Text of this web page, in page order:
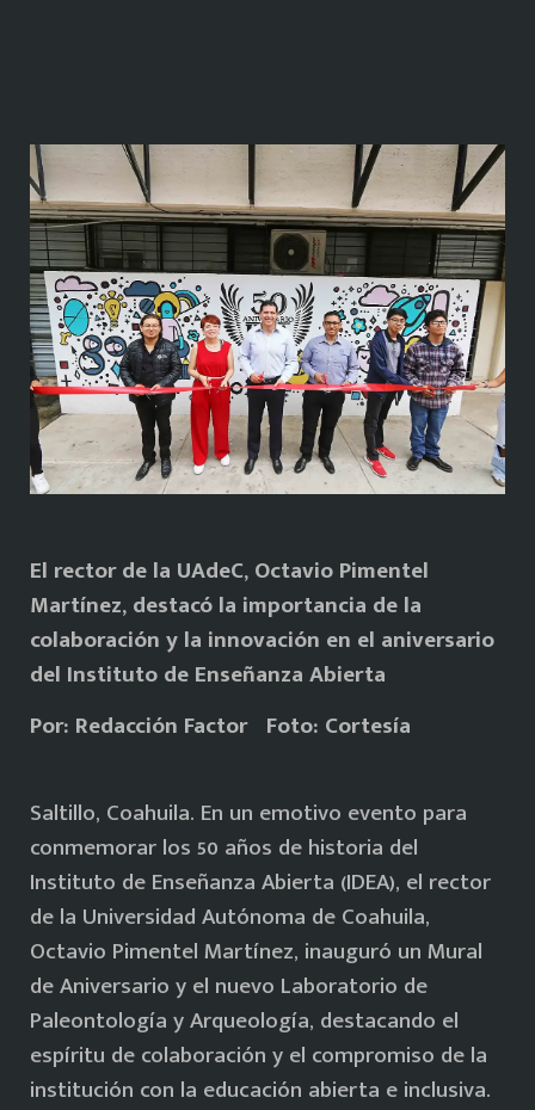
El rector de la UAdeC, Octavio Pimentel
Martínez, destacó la importancia de la
colaboración y la innovación en el aniversario
del Instituto de Enseñanza Abierta
Por: Redacción Factor Foto: Cortesía
Saltillo, Coahuila. En un emotivo evento para
conmemorar los 50 años de historia del
Instituto de Enseñanza Abierta (IDEA), el rector
de la Universidad Autónoma de Coahuila,
Octavio Pimentel Martínez, inauguró un Mural
de Aniversario y el nuevo Laboratorio de
Paleontología y Arqueología, destacando el
espíritu de colaboración y el compromiso de la
institución con la educación abierta e inclusiva.